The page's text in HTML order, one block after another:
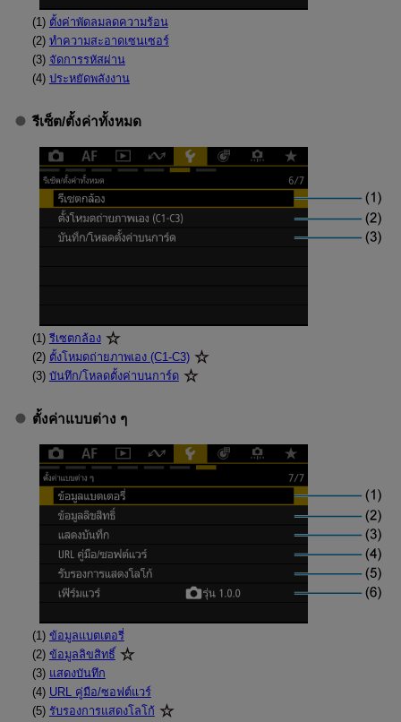
(1) ตั้งค่าพัดลมลดความร้อน
(2) ทำความสะอาดเซนเซอร์
(3) จัดการรหัสผ่าน
(4) ประหยัดพลังงาน
รีเซ็ต/ตั้งค่าทั้งหมด
(1) รีเซตกล้อง
(2) ตั้งโหมดถ่ายภาพเอง (C1-C3)
(3) บันทึก/โหลดตั้งค่าบนการ์ด
ตั้งค่าแบบต่าง ๆ
(1) ข้อมูลแบตเตอรี่
(2) ข้อมูลลิขสิทธิ์
(3) แสดงบันทึก
(4) URL คู่มือ/ซอฟต์แวร์
(5) รับรองการแสดงโลโก้